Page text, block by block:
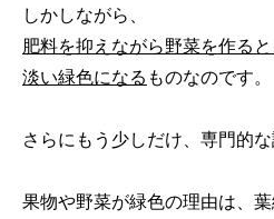
しかしながら、
肥料を抑えながら野菜を作る
淡い緑色になる ものなのです。
さらにもう少しだけ、専門的
果物や野菜が緑色の理由は、